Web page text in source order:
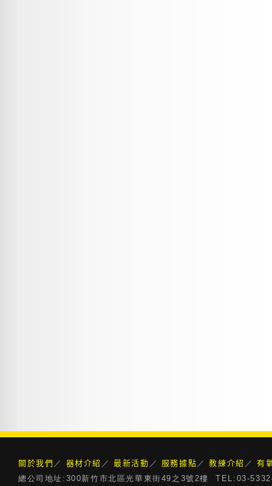
關於我們 ／ 器材介紹 ／最新活動 ／ 服務據點 ／教練介紹 ／有
總公司地址:300新竹市北區光華東街49之3號2樓 TEL:03-